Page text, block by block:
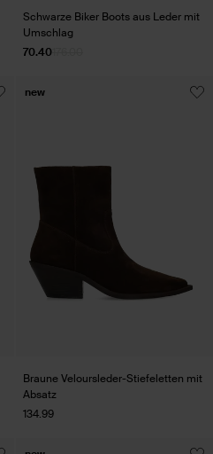
Schwarze Biker Boots aus Leder mit
Umschlag
70.40
Braune Veloursleder-Stiefeletten mit
Absatz
134.99
new